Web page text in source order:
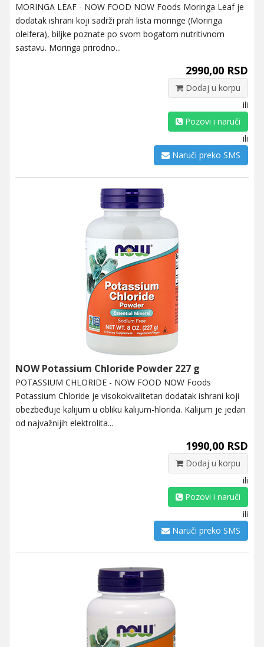
MORINGA LEAF - NOW FOOD NOW Foods Moringa Leaf je
dodatak ishrani koji sadrži prah lista moringe (Moringa
oleifera), biljke poznate po svom bogatom nutritivnom
sastavu. Moringa prirodno...
2990,00 RSD
Dodaj u korpu
ili
Pozovi i naruči
ili
Naruči preko SMS
NOW Potassium Chloride Powder 227 g
POTASSIUM CHLORIDE - NOW FOOD NOW Foods
Potassium Chloride je visokokvalitetan dodatak ishrani koji
obezbeđuje kalijum u obliku kalijum-hlorida. Kalijum je jedan
od najvažnijih elektrolita...
1990,00 RSD
Dodaj u korpu
ili
Pozovi i naruči
ili
Naruči preko SMS